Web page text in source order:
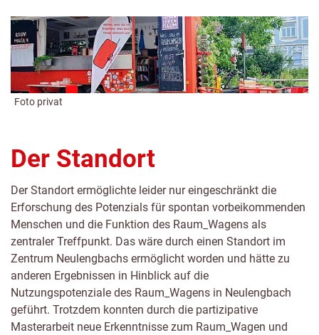
Foto privat
Der Standort
Der Standort ermöglichte leider nur eingeschränkt die
Erforschung des Potenzials für spontan vorbeikommenden
Menschen und die Funktion des Raum_Wagens als
zentraler Treffpunkt. Das wäre durch einen Standort im
Zentrum Neulengbachs ermöglicht worden und hätte zu
anderen Ergebnissen in Hinblick auf die
Nutzungspotenziale des Raum_Wagens in Neulengbach
geführt. Trotzdem konnten durch die partizipative
Masterarbeit neue Erkenntnisse zum Raum_Wagen und